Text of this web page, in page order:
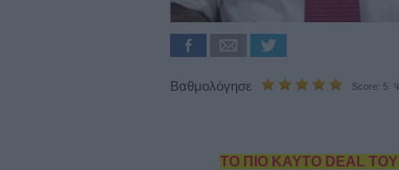
Βαθμολόγησε Score: 5
ΤΟ ΠΙΟ ΚΑΥΤΟ DEAL